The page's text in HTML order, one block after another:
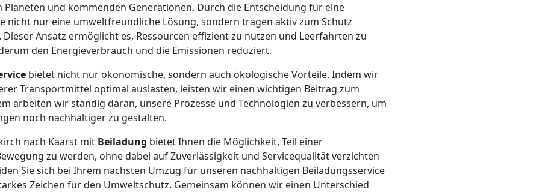
Planeten und kommenden Generationen. Durch die Entscheidung für eine
nicht nur eine umweltfreundliche Lösung, sondern tragen aktiv zum Schutz
Ansatz ermöglicht es, Ressourcen effizient zu nutzen und Leerfahrten zu
den Energieverbrauch und die Emissionen reduziert.
bietet nicht nur ökonomische, sondern auch ökologische Vorteile. Indem wir
Transportmittel optimal auslasten, leisten wir einen wichtigen Beitrag zum
arbeiten wir ständig daran, unsere Prozesse und Technologien zu verbessern, um
noch nachhaltiger zu gestalten.
nach Kaarst mit Beiladung bietet Ihnen die Möglichkeit, Teil einer
zu werden, ohne dabei auf Zuverlässigkeit und Servicequalität verzichten
Sie sich bei Ihrem nächsten Umzug für unseren nachhaltigen Beiladungsservice
Zeichen für den Umweltschutz. Gemeinsam können wir einen Unterschied